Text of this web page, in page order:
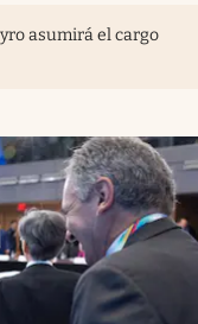
asumirá el cargo